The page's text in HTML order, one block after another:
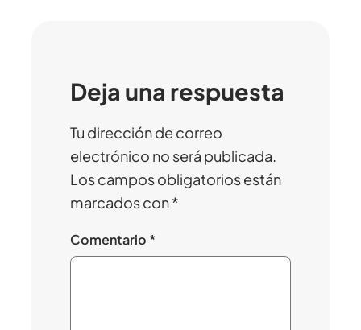
Deja una respuesta
Tu dirección de correo
electrónico no será publicada.
Los campos obligatorios están
marcados con*
Comentario *